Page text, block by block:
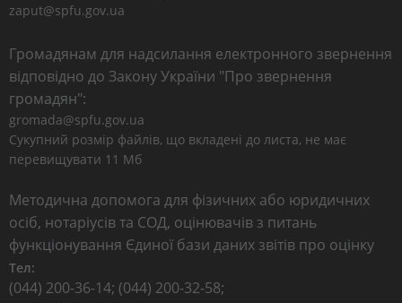
zaput@spfu.gov.ua
Громадянам для надсилання електронного звернення
відповідно до Закону України "Про звернення
громадян":
gromada@spfu.gov.ua
Сукупний розмір файлів, що вкладені до листа, не має
перевищувати 11 Мб
Методична допомога для фізичних або юридичних
осіб, нотаріусів та СОД, оцінювачів з питань
функціонування Єдиної бази даних звітів про оцінку
Тел:
(044) 200-36-14; (044) 200-32-58;